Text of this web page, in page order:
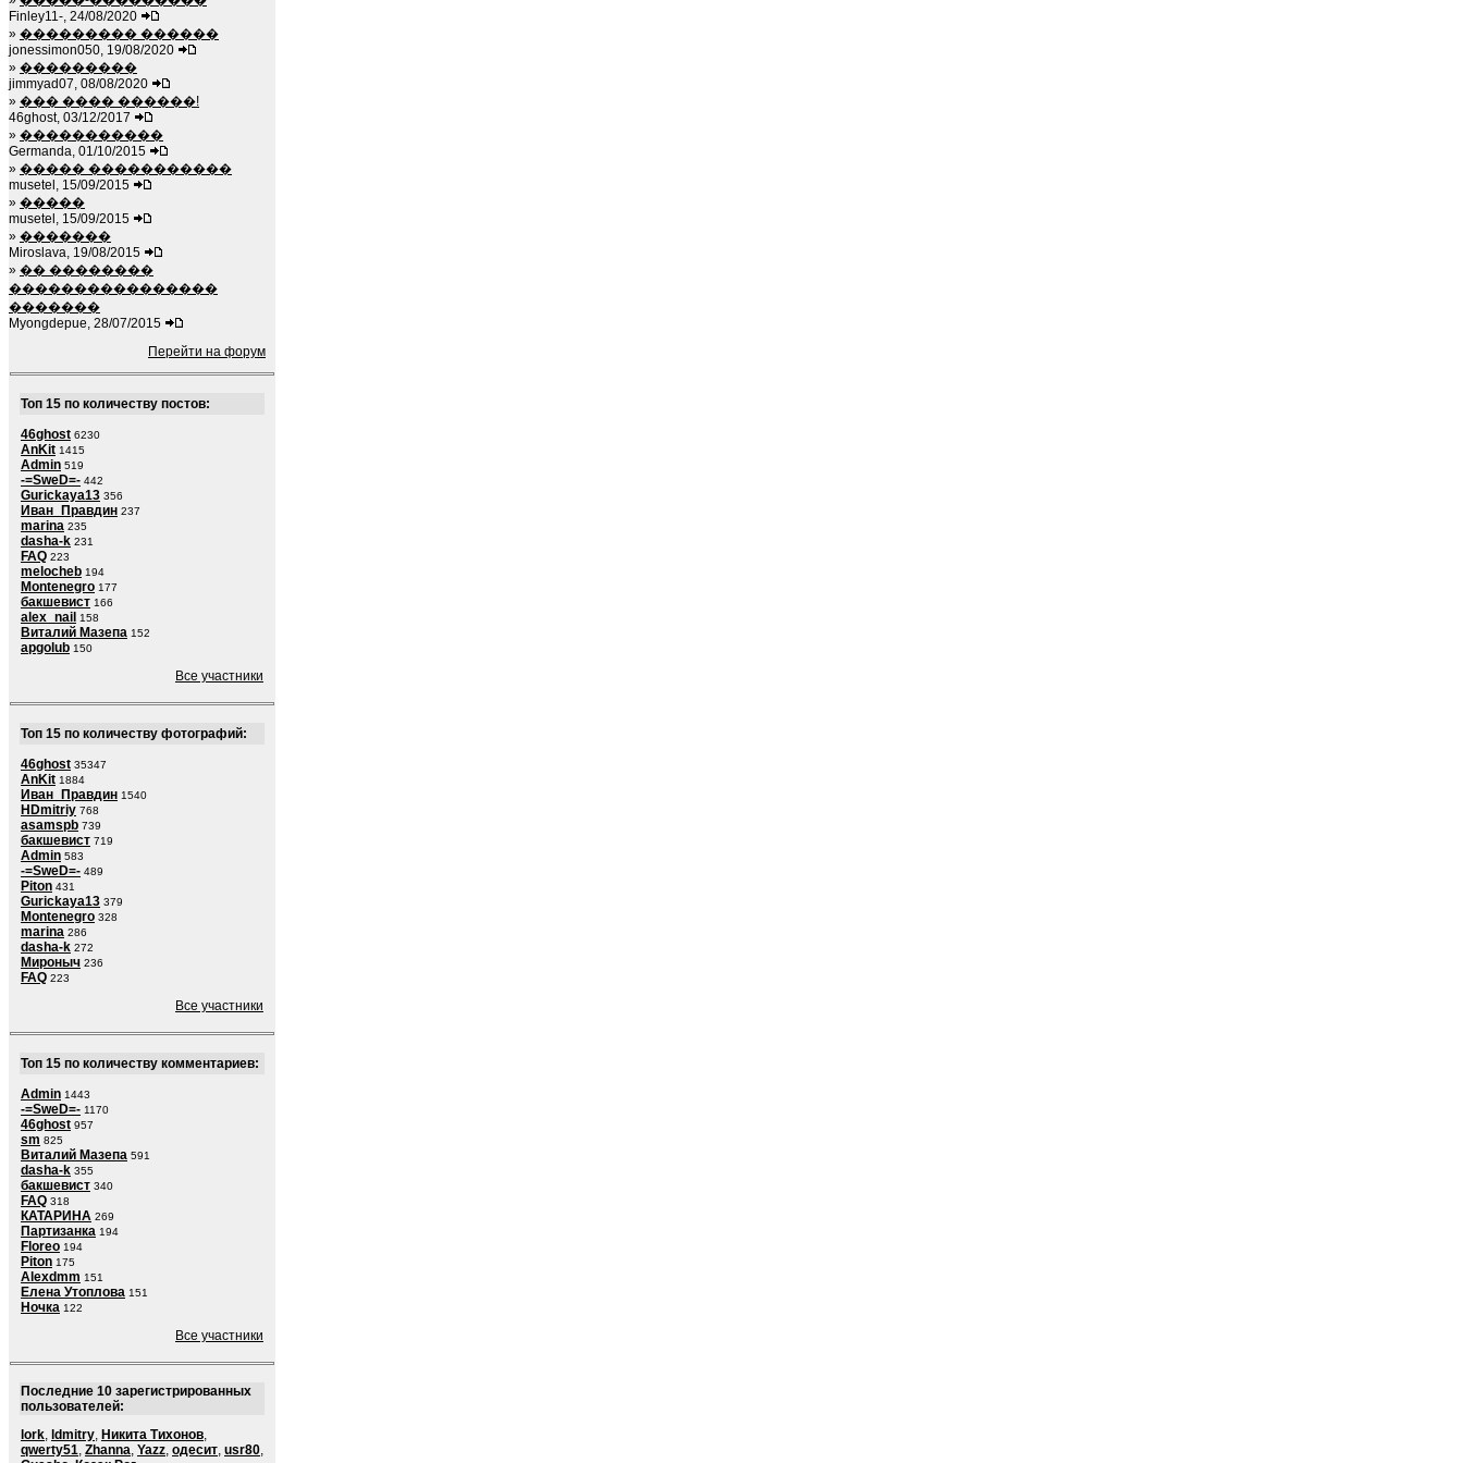
Finley11-, 24/08/2020
» ��������� ������
jonessimon050, 19/08/2020
» ���������
jimmyad07, 08/08/2020
» ��� ���� ������!
46ghost, 03/12/2017
» �����������
Germanda, 01/10/2015
» ����� �����������
musetel, 15/09/2015
» �����
musetel, 15/09/2015
» �������
Miroslava, 19/08/2015
» �� ��������
����������������
�������
Myongdepue, 28/07/2015
Перейти на форум
Топ 15 по количеству постов:
46ghost 6230
AnKit 1415
Admin 519
-=SweD=- 442
Gurickaya13 356
Иван_Правдин 237
marina 235
dasha-k 231
FAQ 223
melocheb 194
Montenegro 177
бакшевист 166
alex_nail 158
Виталий Мазепа 152
apgolub 150
Все участники
Топ 15 по количеству фотографий:
46ghost 35347
AnKit 1884
Иван_Правдин 1540
HDmitriy 768
asamspb 739
бакшевист 719
Admin 583
-=SweD=- 489
Piton 431
Gurickaya13 379
Montenegro 328
marina 286
dasha-k 272
Мироныч 236
FAQ 223
Все участники
Топ 15 по количеству комментариев:
Admin 1443
-=SweD=- 1170
46ghost 957
sm 825
Виталий Мазепа 591
dasha-k 355
бакшевист 340
FAQ 318
КАТАРИНА 269
Партизанка 194
Floreo 194
Piton 175
Alexdmm 151
Елена Утоплова 151
Ночка 122
Все участники
Последние 10 зарегистрированных
пользователей:
lork, ldmitry, Никита Тихонов,
qwerty51, Zhanna, Yazz, одесит, usr80,